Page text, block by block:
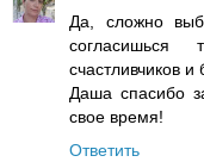
Да, сложно
согласишься
счастливчиков
Даша спасибо
свое время!
Ответить